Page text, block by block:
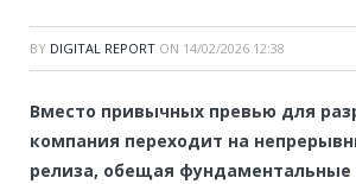
BY DIGITAL REPORT ON 14/02/2026 12:38
Вместо привычных превью для
компания переходит на
релиза, обещая фундаментальные